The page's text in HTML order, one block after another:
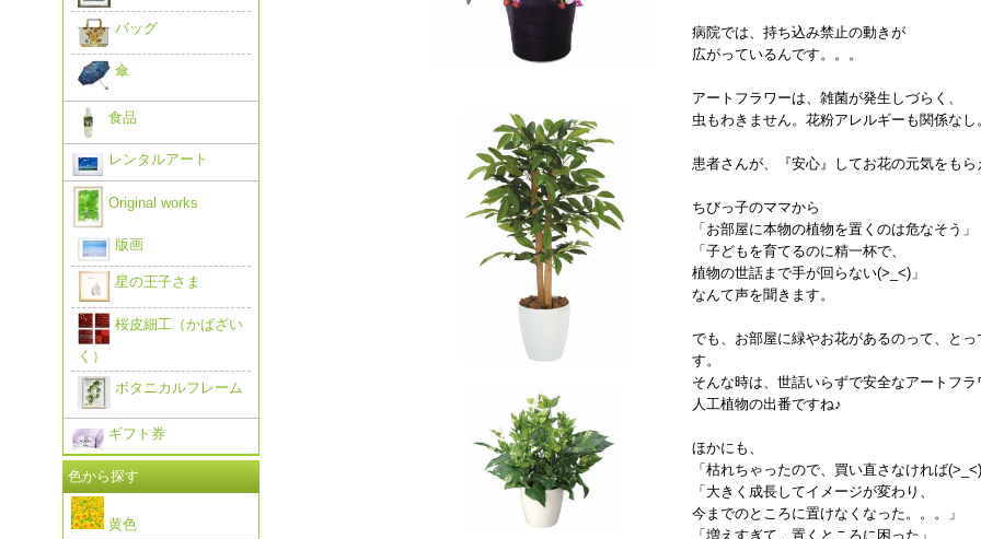
病院では、持ち込み禁止の動きが
広がっているんです。。。
アートフラワーは、雑菌が発生しづらく、
虫もわきません。花粉アレルギーも関係なし
患者さんが、『安心』してお花の元気をもら
ちびっ子のママから
「お部屋に本物の植物を置くのは危なそう」
「子どもを育てるのに精一杯で、
植物の世話まで手が回らない(>_<)」
なんて声を聞きます。
でも、お部屋に緑やお花があるのって、とっ
す。
そんな時は、世話いらずで安全なアートフラ
人工植物の出番ですね♪
ほかにも、
「枯れちゃったので、買い直さなければ(>_<)
「大きく成長してイメージが変わり、
今までのところに置けなくなった。。。」
「増えすぎて、置くところに困った」
バッグ
傘
食品
レンタルアート
Original works
版画
星の王子さま
桜皮細工（かばざい
く）
ボタニカルフレーム
ギフト券
色から探す
黄色